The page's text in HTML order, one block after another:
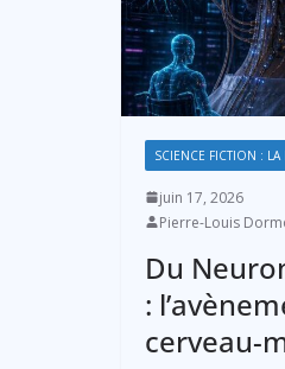
SCIENCE FICTION :
juin 17, 2026
Pierre-Louis
Du
:
cerveau-